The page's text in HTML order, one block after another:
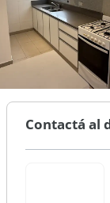
Contactá al